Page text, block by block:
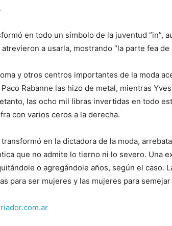
en todo un símbolo de la juventud “in”,
a usarla, mostrando “la parte fea de
y otros centros importantes de la moda
Rabanne las hizo de metal, mientras
las ocho mil libras invertidas en todo
con varios ceros a la derecha.
en la dictadora de la moda,
que no admite lo tierno ni lo severo. Una
o agregándole años, según el caso.
para ser mujeres y las mujeres para